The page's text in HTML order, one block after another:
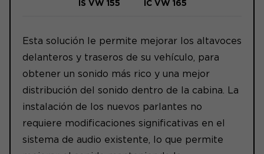
IS VW 155 IC VW 165
Esta solución le permite mejorar los altavoces
delanteros y traseros de su vehículo, para
obtener un sonido más rico y una mejor
distribución del sonido dentro de la cabina. La
instalación de los nuevos parlantes no
requiere modificaciones significativas en el
sistema de audio existente, lo que permite